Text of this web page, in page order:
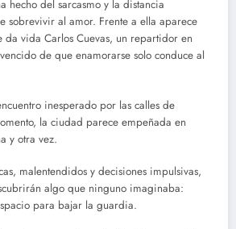
hecho del sarcasmo y la distancia
sobrevivir al amor. Frente a ella aparece
da vida Carlos Cuevas, un repartidor en
de que enamorarse solo conduce al
inesperado por las calles de
la ciudad parece empeñada en
y otra vez.
malentendidos y decisiones impulsivas,
algo que ninguno imaginaba:
para bajar la guardia.